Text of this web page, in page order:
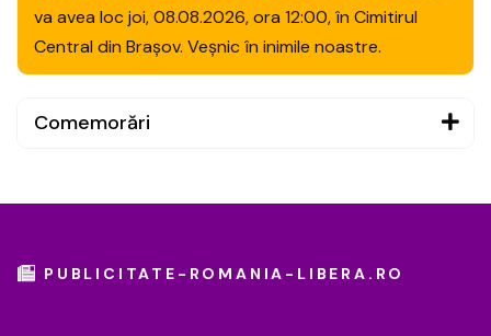
va avea loc joi, 08.08.2026, ora 12:00, în Cimitirul
Central din Brașov. Veșnic în inimile noastre.
Comemorări
PUBLICITATE-ROMANIA-LIBERA.RO